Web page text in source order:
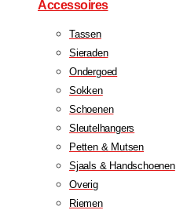
Accessoires
Tassen
Sieraden
Ondergoed
Sokken
Schoenen
Sleutelhangers
Petten & Mutsen
Sjaals & Handschoenen
Overig
Riemen